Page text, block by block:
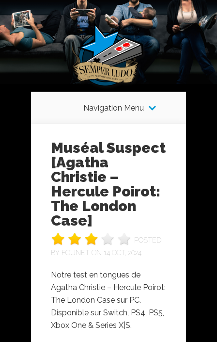
Navigation Menu
Muséal Suspect
[Agatha
Christie –
Hercule Poirot:
The London
Case]
POSTED
BY FOUNET ON 14 OCT, 2024
Notre test en tongues de
Agatha Christie – Hercule Poirot:
The London Case sur PC.
Disponible sur Switch, PS4, PS5,
Xbox One & Series X|S.